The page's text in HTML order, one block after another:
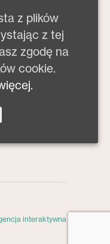
interaktywna
z plików
z tej
zgodę na
cookie.